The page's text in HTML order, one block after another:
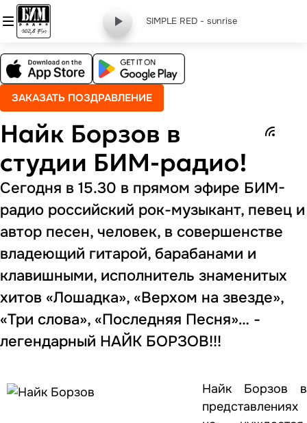
SIMPLE RED - sunrise
ЗАКАЗАТЬ ПОЗДРАВЛЕНИЕ
Найк Борзов в
студии БИМ-радио!
Сегодня в 15.30 в прямом эфире БИМ-
радио российский рок-музыкант, певец и
автор песен, человек, в совершенстве
владеющий гитарой, барабанами и
клавишными, исполнитель знаменитых
хитов «Лошадка», «Верхом на звезде»,
«Три слова», «Последняя Песня»… -
легендарный НАЙК БОРЗОВ!!!
Найк Борзов в
представлениях